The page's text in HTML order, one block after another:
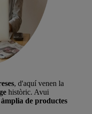
, d'aquí venen la
històric. Avui
àmplia de productes